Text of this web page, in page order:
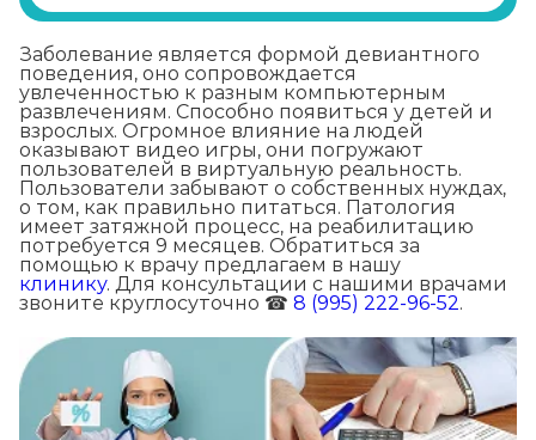
Заболевание является формой девиантного
поведения, оно сопровождается
увлеченностью к разным компьютерным
развлечениям. Способно появиться у детей и
взрослых. Огромное влияние на людей
оказывают видео игры, они погружают
пользователей в виртуальную реальность.
Пользователи забывают о собственных нуждах,
о том, как правильно питаться. Патология
имеет затяжной процесс, на реабилитацию
потребуется 9 месяцев. Обратиться за
помощью к врачу предлагаем в нашу
клинику. Для консультации с нашими врачами
звоните круглосуточно ☎ 8 (995) 222-96-52.